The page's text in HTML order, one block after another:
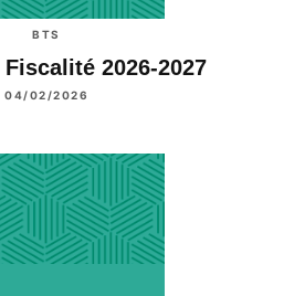
BTS
2026-2027
04/02/2026